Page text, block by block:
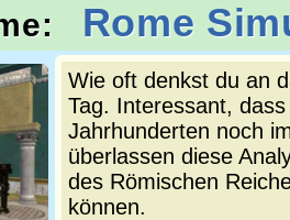
Rome
Wie oft denkst du an
Tag. Interessant,
Jahrhunderten noch
überlassen diese
des Römischen
können.